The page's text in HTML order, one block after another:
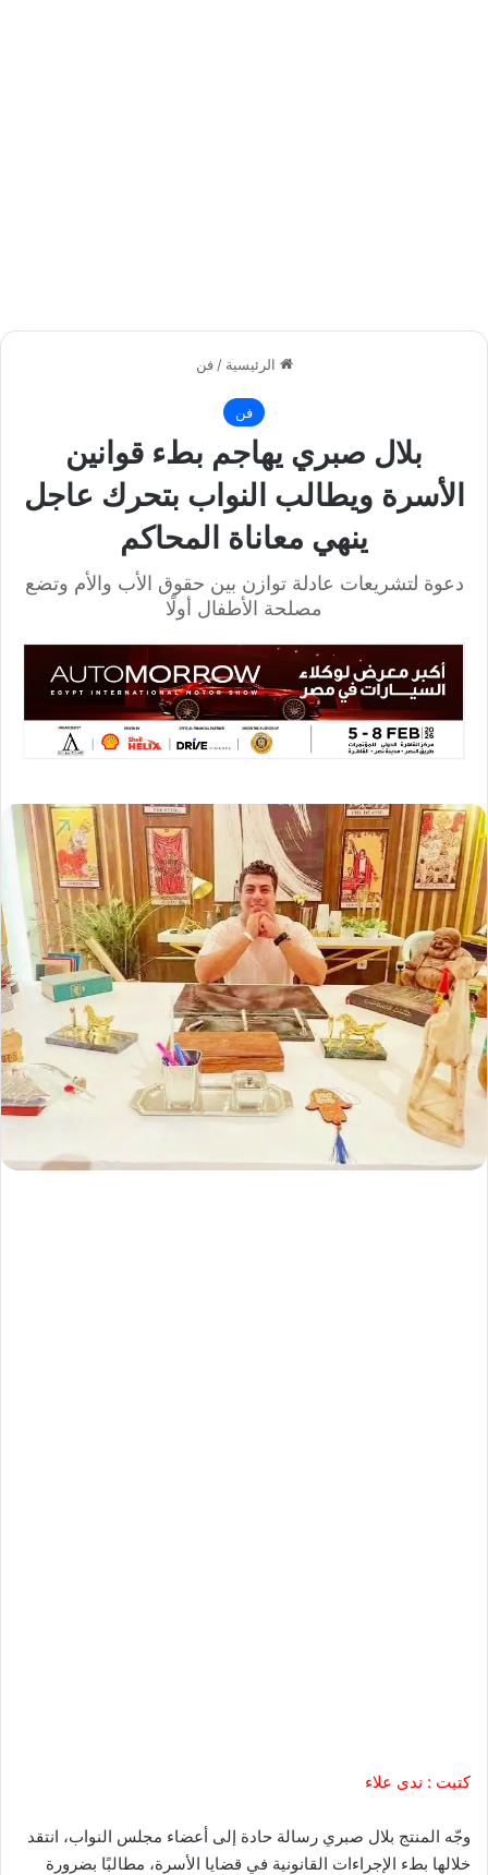
الرئيسية / فن
فن
بلال صبري يهاجم بطء قوانين
الأسرة ويطالب النواب بتحرك عاجل
ينهي معاناة المحاكم
دعوة لتشريعات عادلة توازن بين حقوق الأب والأم وتضع
مصلحة الأطفال أولًا
كتبت : ندى علاء
وجّه المنتج بلال صبري رسالة حادة إلى أعضاء مجلس النواب، انتقد
خلالها بطء الإجراءات القانونية في قضايا الأسرة، مطالبًا بضرورة